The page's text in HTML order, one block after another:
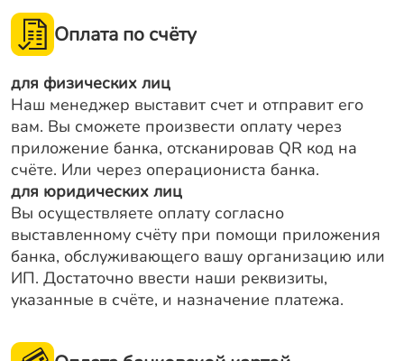
Оплата по счёту
для физических лиц
Наш менеджер выставит счет и отправит его
вам. Вы сможете произвести оплату через
приложение банка, отсканировав QR код на
счёте. Или через операциониста банка.
для юридических лиц
Вы осуществляете оплату согласно
выставленному счёту при помощи приложения
банка, обслуживающего вашу организацию или
ИП. Достаточно ввести наши реквизиты,
указанные в счёте, и назначение платежа.